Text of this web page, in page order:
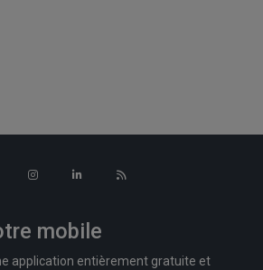
mobile
application entièrement gratuite et